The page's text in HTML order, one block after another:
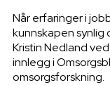
Når erfaringer i
kunnskapen synlig
Kristin Nedland
innlegg i
omsorgsforskning.